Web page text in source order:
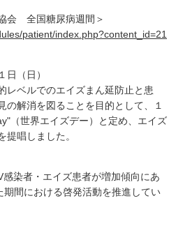
会 全国糖尿病週間＞
patient/index.php?content_id=21
（日）
レベルでのエイズまん延防止と患
の解消を図ることを目的として、１
世界エイズデー）と定め、エイズ
提唱しました。
染者・エイズ患者が増加傾向にあ
間における啓発活動を推進してい